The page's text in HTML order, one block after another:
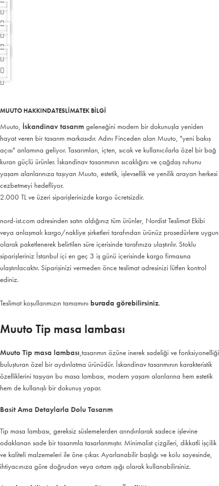
MUUTO HAKKINDATESLIMATEK BILGI
Muuto, İskandinav tasarım geleneğini modern bir dokunuşla yeniden
hayat veren bir tasarım markasıdır. Adını Finceden alan Muuto, "yeni bakış
açısı" anlamına geliyor. Tasarımları, içten, sıcak ve kullanıcılarla özel bir bağ
kuran güçlü ürünler. İskandinav tasarımının sıcaklığını ve çağdaş ruhunu
yaşam alanlarınıza taşıyan Muuto, estetik, işlevsellik ve yenilik arayan herkesi
cezbetmeyi hedefliyor.
2.000 TL ve üzeri siparişlerinizde kargo ücretsizdir.
nord-ist.com adresinden satın aldığınız tüm ürünler, Nordist Teslimat Ekibi
veya anlaşmalı kargo/nakliye şirketleri tarafından ürünüz prosedürlere uygun
olarak paketlenerek belirtilen süre içerisinde tarafınıza ulaştırılır. Stoklu
siparişleriniz İstanbul içi en geç 3 iş günü içerisinde kargo firmasına
ulaştırılacaktır. Siparişinizi vermeden önce teslimat adresinizi lütfen kontrol
ediniz.
Teslimat koşullarımızın tamamını burada görebilirsiniz.
Muuto Tip masa lambası
Muuto Tip masa lambası,tasarımın özüne inerek sadeliği ve fonksiyonelliği
buluşturan özel bir aydınlatma ürünüdür. İskandinav tasarımının karakteristik
özelliklerini taşıyan bu masa lambası, modern yaşam alanlarına hem estetik
hem de kullanışlı bir dokunuş yapar.
Basit Ama Detaylarla Dolu Tasarım
Tip masa lambası, gereksiz süslemelerden arındırılarak sadece işlevine
odaklanan sade bir tasarımla tasarlanmıştır. Minimalist çizgileri, dikkatli işçilik
ve kaliteli malzemeleri ile öne çıkar. Ayarlanabilir başlığı ve kolu sayesinde,
ihtiyacınıza göre doğrudan veya ortam ışığı olarak kullanabilirsiniz.